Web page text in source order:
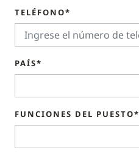
TELÉFONO*
PAÍS*
FUNCIONES DEL PUESTO*